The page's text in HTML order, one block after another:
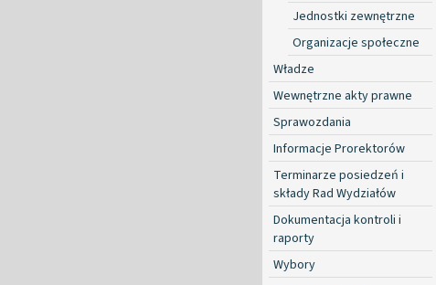
Jednostki zewnętrzne
Organizacje społeczne
Władze
Wewnętrzne akty prawne
Sprawozdania
Informacje Prorektorów
Terminarze posiedzeń i
składy Rad Wydziałów
Dokumentacja kontroli i
raporty
Wybory